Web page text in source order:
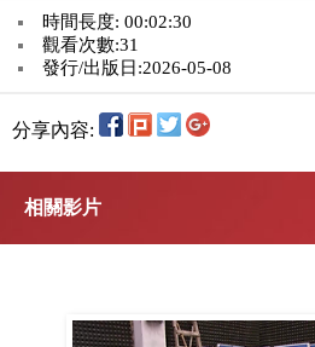
時間長度: 00:02:30
觀看次數:31
發行/出版日:2026-05-08
分享內容:
相關影片